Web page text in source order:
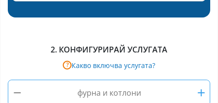
2. КОНФИГУРИРАЙ УСЛУГАТА
? Какво включва услугата?
− фурна и котлони
+